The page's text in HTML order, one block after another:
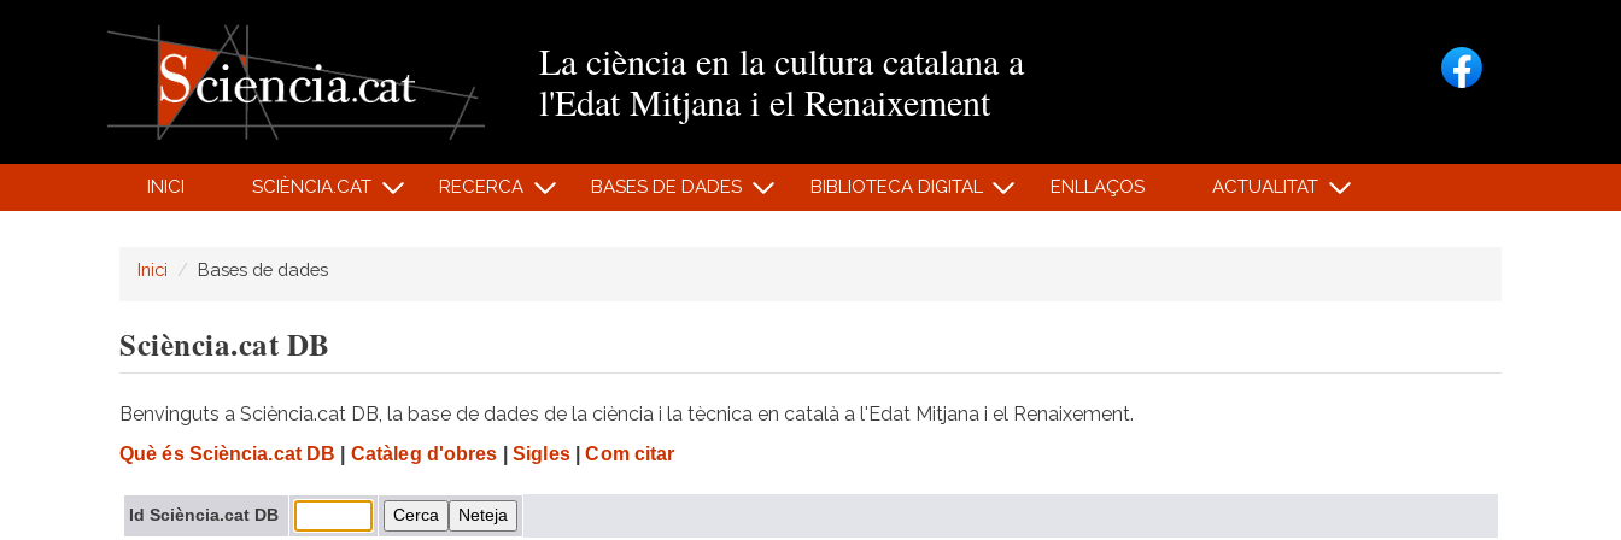
La ciència en la cultura catalana a
l'Edat Mitjana i el Renaixement
INICI SCIÈNCIA.CAT RECERCA BASES DE DADES BIBLIOTECA DIGITAL ENLLAÇOS ACTUALITAT
Inici Bases de dades
Sciència.cat DB
Benvinguts a Sciència.cat DB, la base de dades de la ciència i la tècnica en català a l'Edat Mitjana i el Renaixement.
Què és Sciència.cat DB Catàleg d'obres Sigles| Com citar
Id Sciència.cat DB